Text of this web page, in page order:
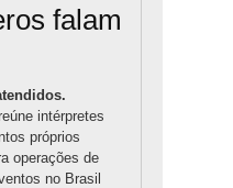
falam
intérpretes
próprios
operações de
no Brasil